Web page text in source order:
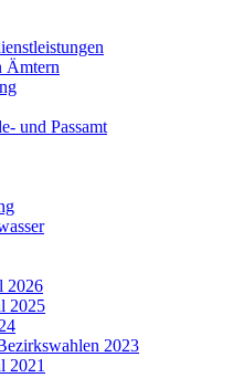
Ämtern
und Passamt
2026
2025
2023
2021